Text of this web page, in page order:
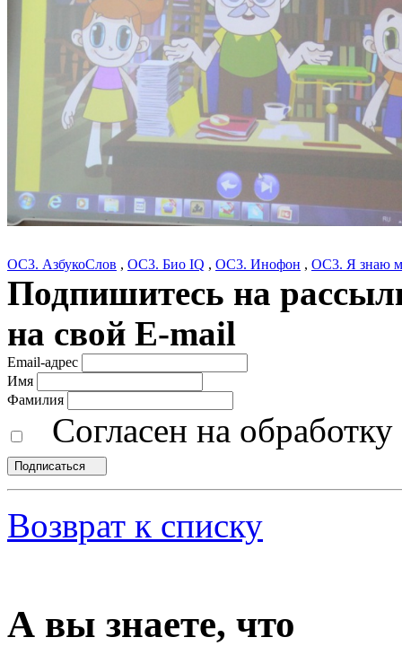
ОС3. АзбукоСлов , ОС3. Био IQ , ОС3. Инофон , ОС3. Я знаю
Подпишитесь на
на свой E-mail
Email-адрес
Имя
Фамилия
Согласен на
Подписаться
Возврат к списку
А вы знаете, что